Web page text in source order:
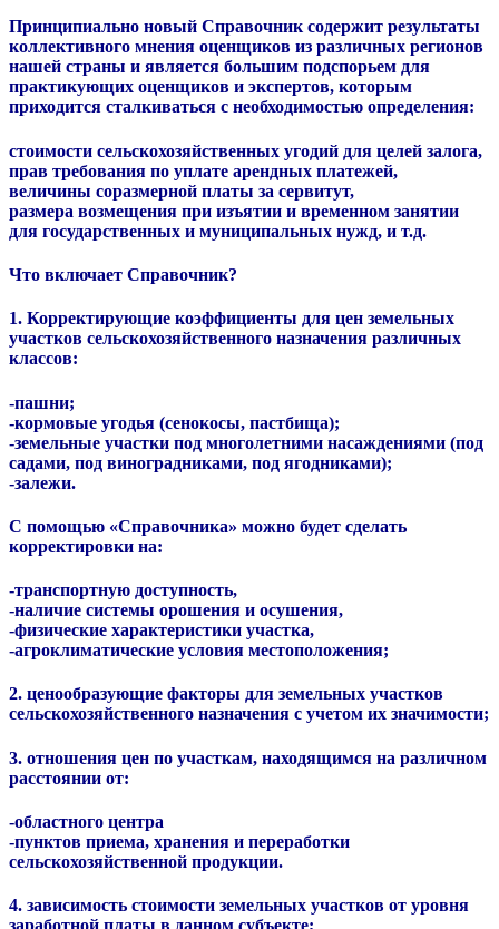
Принципиально новый Справочник содержит результаты
коллективного мнения оценщиков из различных регионов
нашей страны и является большим подспорьем для
практикующих оценщиков и экспертов, которым
приходится сталкиваться с необходимостью определения:
стоимости сельскохозяйственных угодий для целей залога,
прав требования по уплате арендных платежей,
величины соразмерной платы за сервитут,
размера возмещения при изъятии и временном занятии
для государственных и муниципальных нужд, и т.д.
Что включает Справочник?
1. Корректирующие коэффициенты для цен земельных
участков сельскохозяйственного назначения различных
классов:
-пашни;
-кормовые угодья (сенокосы, пастбища);
-земельные участки под многолетними насаждениями (под
садами, под виноградниками, под ягодниками);
-залежи.
С помощью «Справочника» можно будет сделать
корректировки на:
-транспортную доступность,
-наличие системы орошения и осушения,
-физические характеристики участка,
-агроклиматические условия местоположения;
2. ценообразующие факторы для земельных участков
сельскохозяйственного назначения с учетом их значимости;
3. отношения цен по участкам, находящимся на различном
расстоянии от:
-областного центра
-пунктов приема, хранения и переработки
сельскохозяйственной продукции.
4. зависимость стоимости земельных участков от уровня